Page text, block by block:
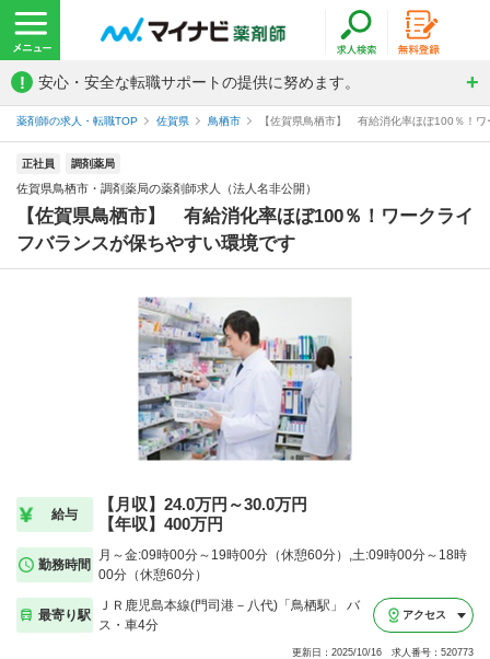
! 安心・安全な転職サポートの提供に努めます。
薬剤師の求人・転職TOP 佐賀県 鳥栖市 【佐賀県鳥栖市】 有給消化率ほぼ100％！
正社員 調剤薬局
佐賀県鳥栖市・調剤薬局の薬剤師求人（法人名非公開）
【佐賀県鳥栖市】 有給消化率ほぼ100％！ワークライ
フバランスが保ちやすい環境です
給与
【月収】24.0万円～30.0万円
【年収】400万円
勤務時間
月～金:09時00分～19時00分（休憩60分）,土:09時00分～18時
00分（休憩60分）
最寄り駅
ＪＲ鹿児島本線(門司港－八代)「鳥栖駅」 バ
ス・車4分
アクセス
更新日：2025/10/16 求人番号：520773